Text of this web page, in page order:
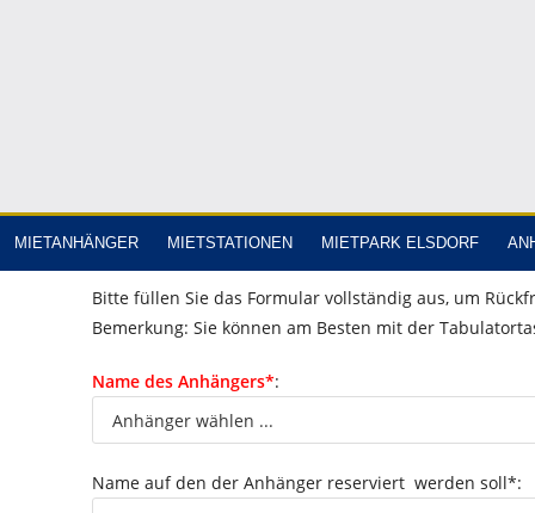
MIETANHÄNGER MIETSTATIONEN MIETPARK ELSDORF
Bitte füllen Sie das Formular vollständig aus, um
Bemerkung: Sie können am Besten mit der
Name des Anhängers*:
Name auf den der Anhänger reserviert werden soll*: